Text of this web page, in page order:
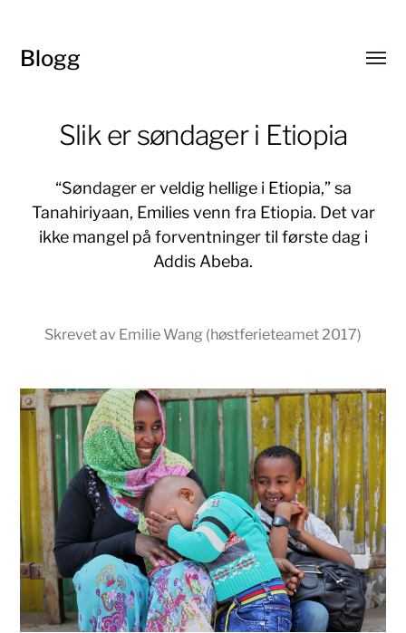
Blogg
Slik er søndager i Etiopia
“Søndager er veldig hellige i Etiopia,” sa
Tanahiriyaan, Emilies venn fra Etiopia. Det var
ikke mangel på forventninger til første dag i
Addis Abeba.
Skrevet av Emilie Wang (høstferieteamet 2017)